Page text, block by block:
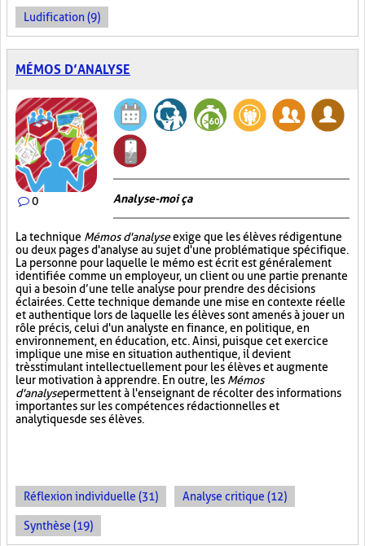
Ludification (9)
MÉMOS D’ANALYSE
0 Analyse-moi ça
La technique Mémos d'analyseexige que les élèves rédigent une
ou deux pages d'analyse au sujet d'une problématique spécifique.
La personne pour laquelle le mémo est écrit est généralement
identifiée comme un employeur, un client ou une partie prenante
qui a besoin d’une telle analyse pour prendre des décisions
éclairées. Cette technique demande une mise en contexte réelle
et authentique lors de laquelle les élèves sont amenés à jouer un
rôle précis, celui d'un analyste en finance, en politique, en
environnement, en éducation, etc. Ainsi, puisque cet exercice
implique une mise en situation authentique, il devient
très stimulant intellectuellement pour les élèves et augmente
leur motivation à apprendre. En outre, les Mémos
d'analysepermettent à l'enseignant de récolter des informations
importantes sur les compétences rédactionnelles et
analytiques de ses élèves.
Réflexion individuelle (31) Analyse critique (12)
Synthèse (19)